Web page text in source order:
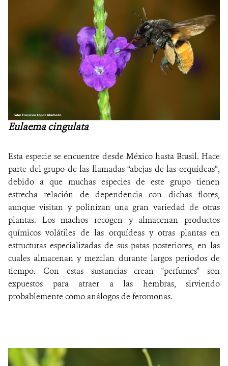
Eulaema cingulata
Esta especie se encuentre desde México hasta Brasil. Hace
parte del grupo de las llamadas “abejas de las orquídeas”,
debido a que muchas especies de este grupo tienen
estrecha relación de dependencia con dichas flores,
aunque visitan y polinizan una gran variedad de otras
plantas. Los machos recogen y almacenan productos
químicos volátiles de las orquídeas y otras plantas en
estructuras especializadas de sus patas posteriores, en las
cuales almacenan y mezclan durante largos períodos de
tiempo. Con estas sustancias crean "perfumes" son
expuestos para atraer a las hembras, sirviendo
probablemente como análogos de feromonas.